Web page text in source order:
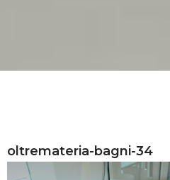
oltremateria-bagni-34